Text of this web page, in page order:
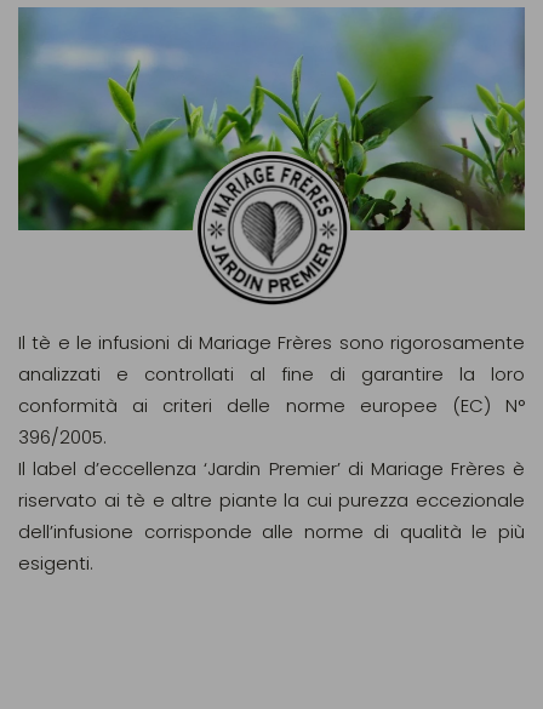
Il tè e le infusioni di Mariage Frères sono rigorosamente
analizzati e controllati al fine di garantire la loro
conformità ai criteri delle norme europee (EC) N°
396/2005.
Il label d’eccellenza ‘Jardin Premier’ di Mariage Frères è
riservato ai tè e altre piante la cui purezza eccezionale
dell’infusione corrisponde alle norme di qualità le più
esigenti.